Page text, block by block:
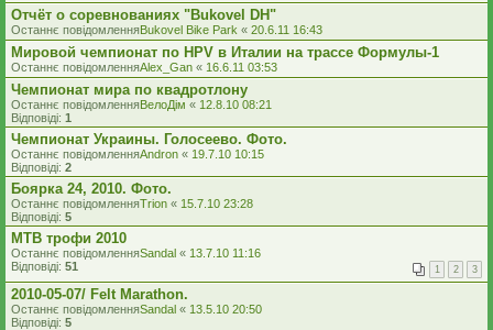
Отчёт о соревнованиях "Bukovel DH"
Останнє повідомленняBukovel Bike Park « 20.6.11 16:43
Мировой чемпионат по HPV в Италии на трассе Формулы-1
Останнє повідомленняAlex_Gan « 16.6.11 03:53
Чемпионат мира по квадротлону
Останнє повідомленняВелоДім « 12.8.10 08:21
Відповіді: 1
Чемпионат Украины. Голосеево. Фото.
Останнє повідомленняAndron « 19.7.10 10:15
Відповіді: 2
Боярка 24, 2010. Фото.
Останнє повідомленняTrion « 15.7.10 23:28
Відповіді: 5
MTB трофи 2010
Останнє повідомленняSandal « 13.7.10 11:16
Відповіді: 51 1 2 3
2010-05-07/ Felt Marathon.
Останнє повідомленняSandal « 13.5.10 20:50
Відповіді: 5